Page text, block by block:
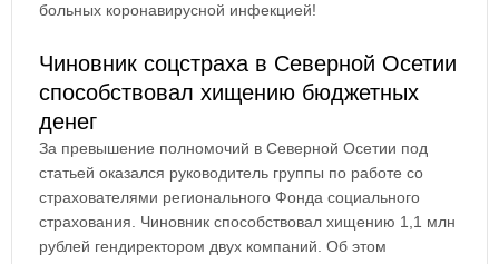
больных коронавирусной инфекцией!
Чиновник соцстраха в Северной Осетии
способствовал хищению бюджетных
денег
За превышение полномочий в Северной Осетии под
статьей оказался руководитель группы по работе со
страхователями регионального Фонда социального
страхования. Чиновник способствовал хищению 1,1 млн
рублей гендиректором двух компаний. Об этом